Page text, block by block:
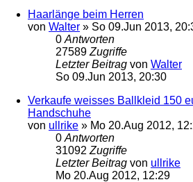
Haarlänge beim Herren
von Walter » So 09.Jun 2013,
0 Antworten
27589 Zugriffe
Letzter Beitrag von Walter
So 09.Jun 2013, 20:30
Verkaufe weisses Ballkleid 150
Handschuhe
von ullrike » Mo 20.Aug 2012,
0 Antworten
31092 Zugriffe
Letzter Beitrag von ullrike
Mo 20.Aug 2012, 12:29